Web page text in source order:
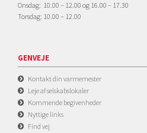
Onsdag: 10.00 – 12.00 og 16.00 – 17.30
Torsdag: 10.00 – 12.00
GENVEJE
Kontakt din varmemester
Leje af selskabslokaler
Kommende begivenheder
Nyttige links
Find vej